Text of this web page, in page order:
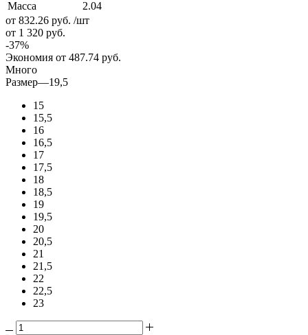
Масса
2.04
от 832.26 руб. /шт
от 1 320 руб.
-37%
Экономия от 487.74 руб.
Много
Размер—19,5
15
15,5
16
16,5
17
17,5
18
18,5
19
19,5
20
20,5
21
21,5
22
22,5
23